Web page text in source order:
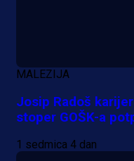
MALEZIJA
Josip Radoš
stoper GOŠK-a
1 sedmica 4 dan